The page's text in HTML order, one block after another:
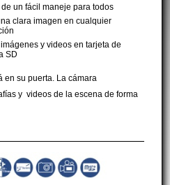
de un fácil maneje para todos
clara imagen en cualquier
y videos en tarjeta de
SD
en su puerta. La cámara
y videos de la escena de forma